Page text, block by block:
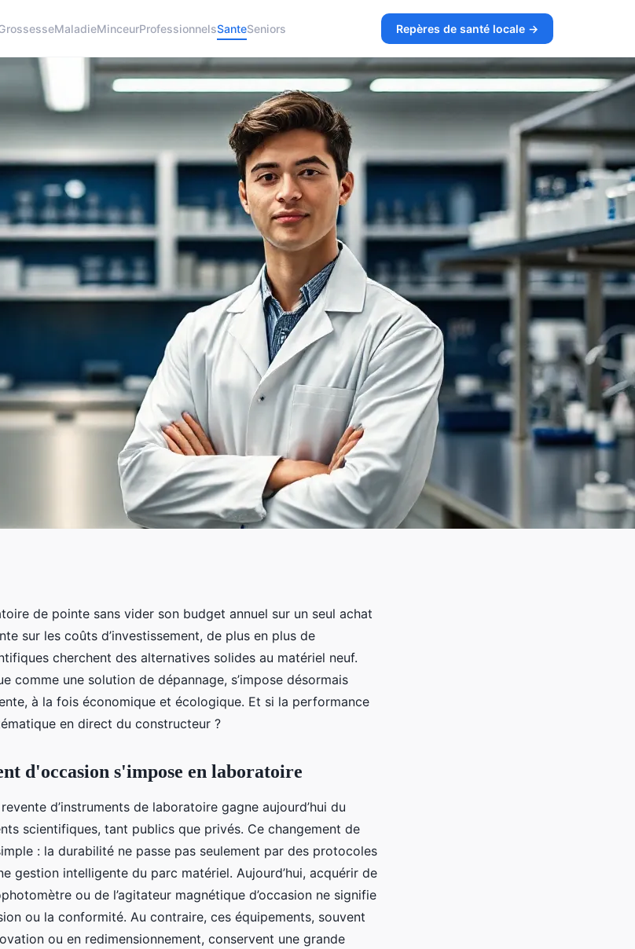
MaladieMinceurProfessionnelsSanteSeniors Repères de santé locale →
pour
de pointe sans vider son budget annuel sur un seul achat
sur les coûts d’investissement, de plus en plus de
cherchent des alternatives solides au matériel neuf.
comme une solution de dépannage, s’impose désormais
à la fois économique et écologique. Et si la performance
en direct du constructeur ?
d'occasion s'impose en laboratoire
d’instruments de laboratoire gagne aujourd’hui du
scientifiques, tant publics que privés. Ce changement de
: la durabilité ne passe pas seulement par des protocoles
gestion intelligente du parc matériel. Aujourd’hui, acquérir de
ou de l’agitateur magnétique d’occasion ne signifie
ou la conformité. Au contraire, ces équipements, souvent
ou en redimensionnement, conservent une grande